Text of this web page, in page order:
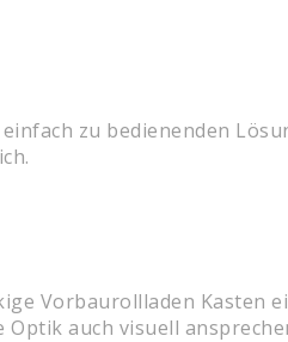
zu bedienenden
Vorbaurollladen Kasten
auch visuell